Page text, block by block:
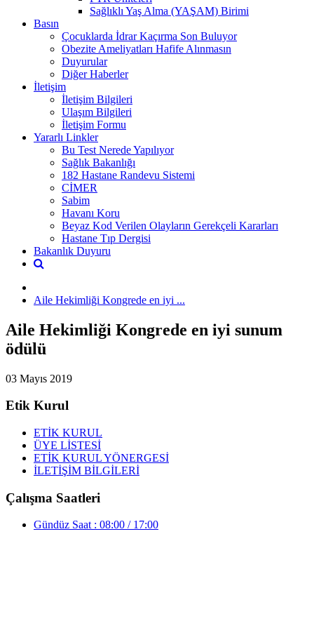
Sağlıklı Yaş Alma (YAŞAM) Birimi
Basın
Çocuklarda İdrar Kaçırma Son Buluyor
Obezite Ameliyatları Hafife Alınmasın
Duyurular
Diğer Haberler
İletişim
İletişim Bilgileri
Ulaşım Bilgileri
İletişim Formu
Yararlı Linkler
Bu Test Nerede Yapılıyor
Sağlık Bakanlığı
182 Hastane Randevu Sistemi
CİMER
Sabim
Havanı Koru
Beyaz Kod Verilen Olayların Gerekçeli Kararları
Hastane Tıp Dergisi
Bakanlık Duyuru
Aile Hekimliği Kongrede en iyi ...
Aile Hekimliği Kongrede en iyi sunum
ödülü
03 Mayıs 2019
Etik Kurul
ETİK KURUL
ÜYE LİSTESİ
ETİK KURUL YÖNERGESİ
İLETİŞİM BİLGİLERİ
Çalışma Saatleri
Gündüz Saat : 08:00 / 17:00